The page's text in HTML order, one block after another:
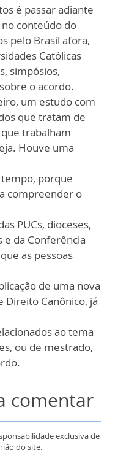
é passar adiante
no conteúdo do
pelo Brasil afora,
Católicas
simpósios,
o acordo.
um estudo com
que tratam de
trabalham
Houve uma
porque
compreender o
PUCs, dioceses,
e da Conferência
as pessoas
de uma nova
Direito Canônico, já
ao tema
ou de mestrado,
comentar
exclusiva de
do site.